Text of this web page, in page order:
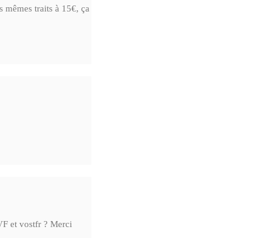
mêmes traits à 15€, ça
et vostfr ? Merci